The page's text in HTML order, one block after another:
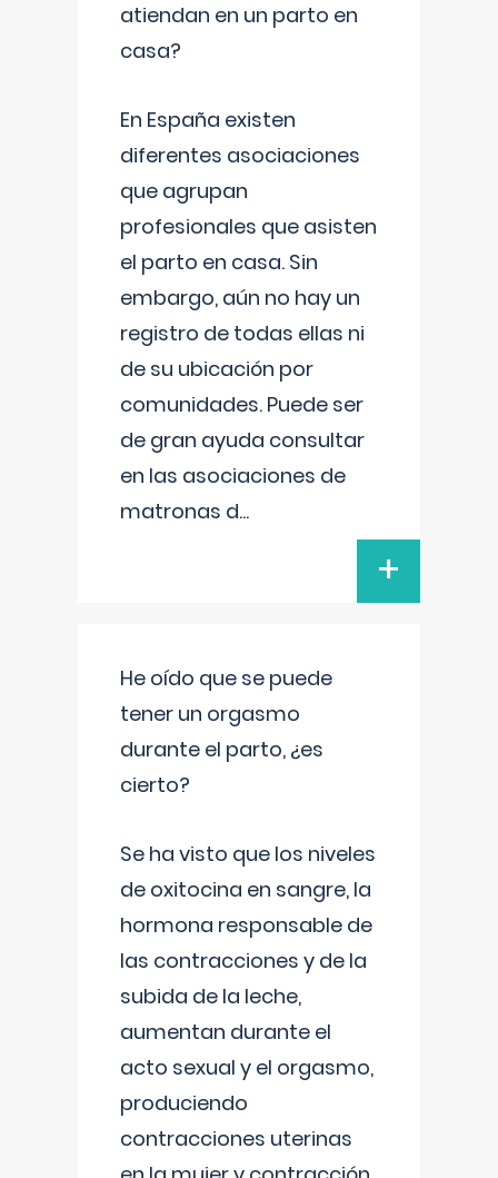
atiendan en un parto en
casa?
En España existen
diferentes asociaciones
que agrupan
profesionales que asisten
el parto en casa. Sin
embargo, aún no hay un
registro de todas ellas ni
de su ubicación por
comunidades. Puede ser
de gran ayuda consultar
en las asociaciones de
matronas d...
+
He oído que se puede
tener un orgasmo
durante el parto, ¿es
cierto?
Se ha visto que los niveles
de oxitocina en sangre, la
hormona responsable de
las contracciones y de la
subida de la leche,
aumentan durante el
acto sexual y el orgasmo,
produciendo
contracciones uterinas